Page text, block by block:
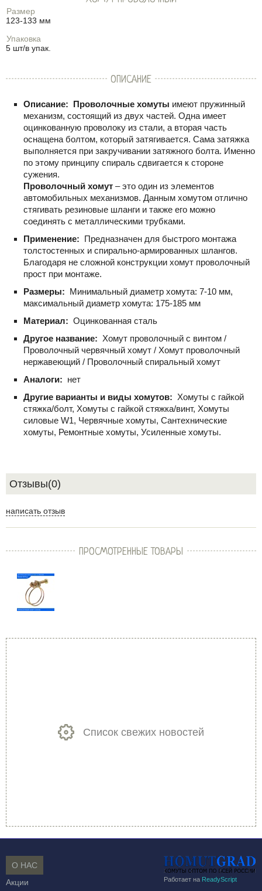
Размер
123-133 мм
Упаковка
5 шт/в упак.
ОПИСАНИЕ
Описание: Проволочные хомуты имеют пружинный
механизм, состоящий из двух частей. Одна имеет
оцинкованную проволоку из стали, а вторая часть
оснащена болтом, который затягивается. Сама затяжка
выполняется при закручивании затяжного болта. Именно
по этому принципу спираль сдвигается к стороне
сужения.
Проволочный хомут – это один из элементов
автомобильных механизмов. Данным хомутом отлично
стягивать резиновые шланги и также его можно
соединять с металлическими трубками.
Применение: Предназначен для быстрого монтажа
толстостенных и спирально-армированных шлангов.
Благодаря не сложной конструкции хомут проволочный
прост при монтаже.
Размеры: Минимальный диаметр хомута: 7-10 мм,
максимальный диаметр хомута: 175-185 мм
Материал: Оцинкованная сталь
Другое название: Хомут проволочный с винтом /
Проволочный червячный хомут / Хомут проволочный
нержавеющий / Проволочный спиральный хомут
Аналоги: нет
Другие варианты и виды хомутов: Хомуты с гайкой
стяжка/болт, Хомуты с гайкой стяжка/винт, Хомуты
силовые W1, Червячные хомуты, Сантехнические
хомуты, Ремонтные хомуты, Усиленные хомуты.
Отзывы(0)
написать отзыв
ПРОСМОТРЕННЫЕ ТОВАРЫ
Список свежих новостей
Работает на ReadyScript
О НАС
Акции